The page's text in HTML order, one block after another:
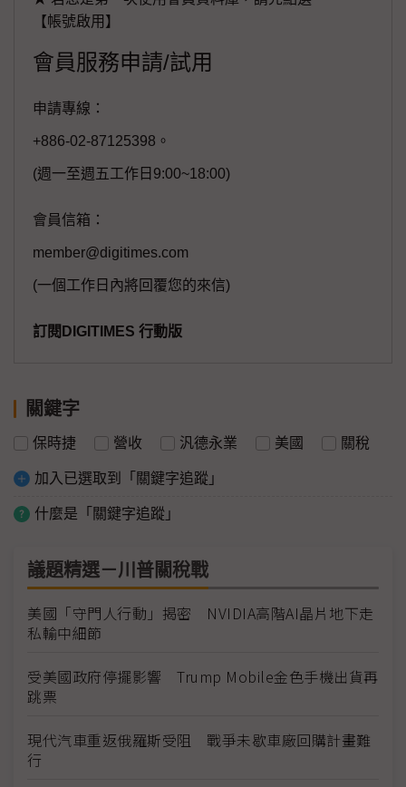
【帳號啟用】
會員服務申請/試用
申請專線：
+886-02-87125398。
(週一至週五工作日9:00~18:00)
會員信箱：
member@digitimes.com
(一個工作日內將回覆您的來信)
訂閱DIGITIMES 行動版
關鍵字
保時捷 營收 汎德永業 美國 關稅
加入已選取到「關鍵字追蹤」
什麼是「關鍵字追蹤」
議題精選－川普關稅戰
美國「守門人行動」揭密 NVIDIA高階AI晶片地下走
私輸中細節
受美國政府停擺影響 Trump Mobile金色手機出貨再
跳票
現代汽車重返俄羅斯受阻 戰爭未歇車廠回購計畫難
行